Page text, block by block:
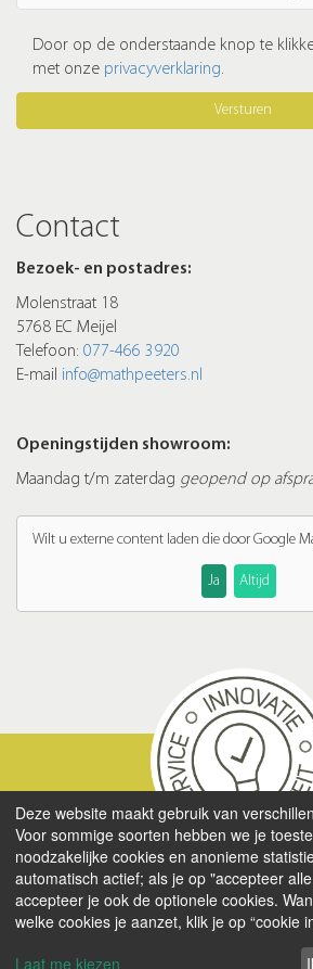
Door op de onderstaande knop te
met onze privacyverklaring.
Versturen
Contact
Bezoek- en postadres:
Molenstraat 18
5768 EC Meijel
Telefoon: 077-466 3920
E-mail info@mathpeeters.nl
Openingstijden showroom:
Maandag t/m zaterdag geopend op
Wilt u externe content laden die door Google
Ja Altijd
Deze website maakt gebruik van
Voor sommige soorten hebben we je
noodzakelijke cookies en anonieme
automatisch actief; als je op "accepteer
accepteer je ook de optionele cookies.
welke cookies je aanzet, klik je op “cookie
Laat me kiezen